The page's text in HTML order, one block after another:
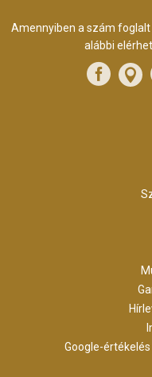
Amennyiben a szám
alábbi
Google-